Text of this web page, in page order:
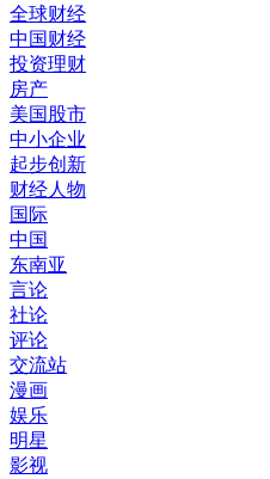
全球财经
中国财经
投资理财
房产
美国股市
中小企业
起步创新
财经人物
国际
中国
东南亚
言论
社论
评论
交流站
漫画
娱乐
明星
影视